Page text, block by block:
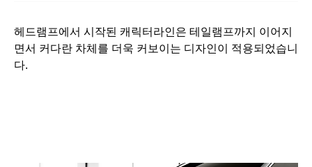
헤드램프에서 시작된 캐릭터라인은 테일램프까지 이어지
면서 커다란 차체를 더욱 커보이는 디자인이 적용되었습니
다.